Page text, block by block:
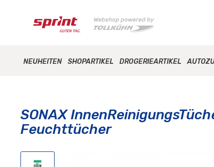
NEUHEITEN SHOPARTIKEL DROGERIEARTIKEL
SONAX
Feuchttücher